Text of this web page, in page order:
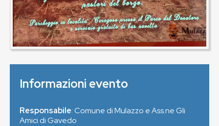
Informazioni evento
Responsabile: Comune di Mulazzo e Ass.ne Gli
Amici di Gavedo